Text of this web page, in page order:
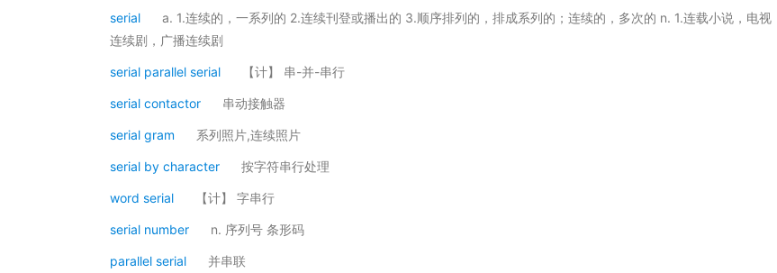
serial
a. 1.连续的，一系列的 2.连续刊登或播出的 3.顺序排列的，排成系列的；连续的，多次的 n. 1.连载小说，电视
连续剧，广播连续剧
serial parallel serial 【计】 串-并-串行
serial contactor 串动接触器
serial gram 系列照片,连续照片
serial by character 按字符串行处理
word serial 【计】 字串行
serial number n. 序列号 条形码
parallel serial 并串联